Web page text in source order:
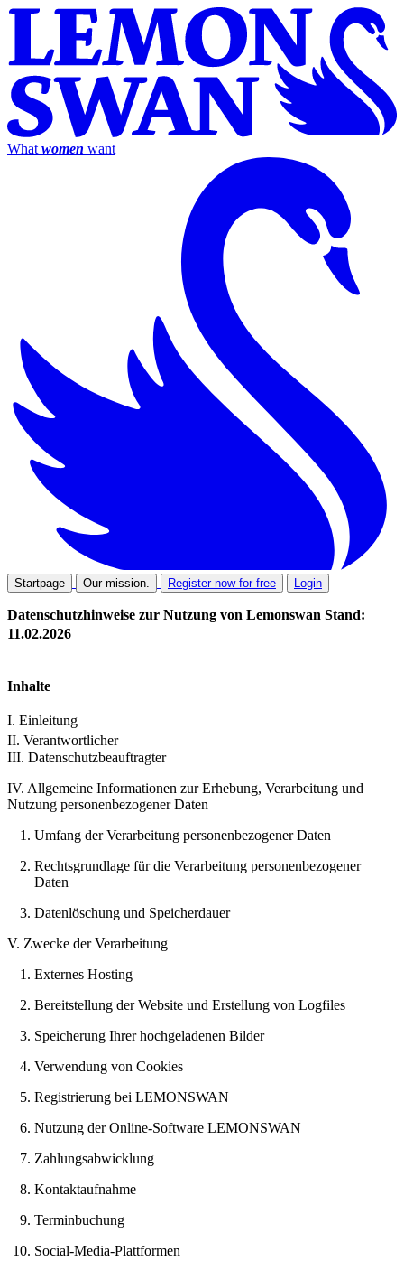
What women want
Startpage Our mission. Register now for free Login
Datenschutzhinweise zur Nutzung von Lemonswan Stand:
11.02.2026
Inhalte
I. Einleitung
II. Verantwortlicher
III. Datenschutzbeauftragter
IV. Allgemeine Informationen zur Erhebung, Verarbeitung und
Nutzung personenbezogener Daten
Umfang der Verarbeitung personenbezogener Daten
Rechtsgrundlage für die Verarbeitung personenbezogener
Daten
Datenlöschung und Speicherdauer
V. Zwecke der Verarbeitung
Externes Hosting
Bereitstellung der Website und Erstellung von Logfiles
Speicherung Ihrer hochgeladenen Bilder
Verwendung von Cookies
Registrierung bei LEMONSWAN
Nutzung der Online-Software LEMONSWAN
Zahlungsabwicklung
Kontaktaufnahme
Terminbuchung
Social-Media-Plattformen